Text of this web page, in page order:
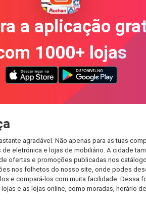
a aplicação
1000+ lojas
agradável. Não apenas para as tuas
eletrónica e lojas de mobiliário. A cidade
ofertas e promoções publicadas nos
nos folhetos do nosso site, onde podes
e compará-los com muita facilidade.
e as lojas online, como moradas,